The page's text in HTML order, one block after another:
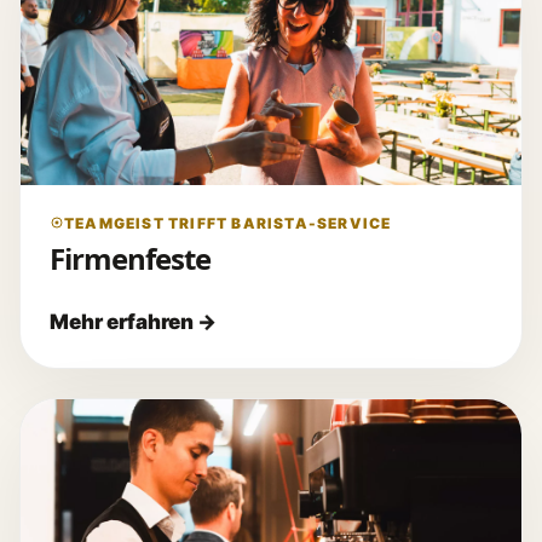
TEAMGEIST TRIFFT BARISTA-SERVICE
Firmenfeste